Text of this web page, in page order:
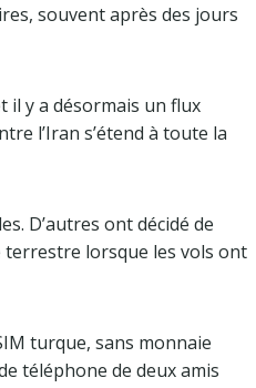
souvent après des jours
il y a désormais un flux
l’Iran s’étend à toute la
D’autres ont décidé de
terrestre lorsque les vols ont
turque, sans monnaie
téléphone de deux amis